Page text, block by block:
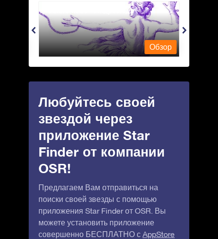
Andromeda - Андромеда
Обзор
Любуйтесь своей
звездой через
приложение Star
Finder от компании
OSR!
Предлагаем Вам отправиться на
поиски своей звезды с помощью
приложения Star Finder от OSR. Вы
можете установить приложение
совершенно БЕСПЛАТНО с AppStore